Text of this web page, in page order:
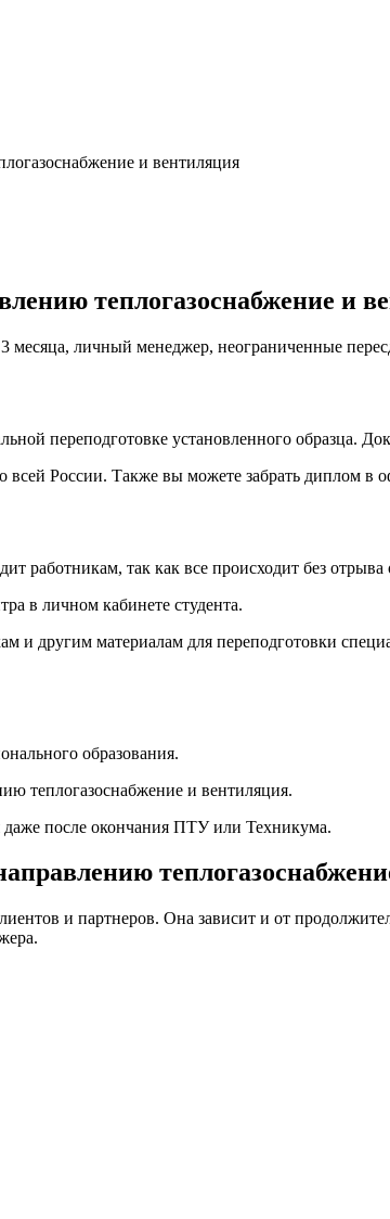
и вентиляция
теплогазоснабжение и
месяца, личный менеджер, неограниченные
переподготовке установленного образца.
России. Также вы можете забрать диплом в
так как все происходит без отрыва
в личном кабинете студента.
и другим материалам для переподготовки
образования.
теплогазоснабжение и вентиляция.
даже после окончания ПТУ или Техникума.
и партнеров. Она зависит и от